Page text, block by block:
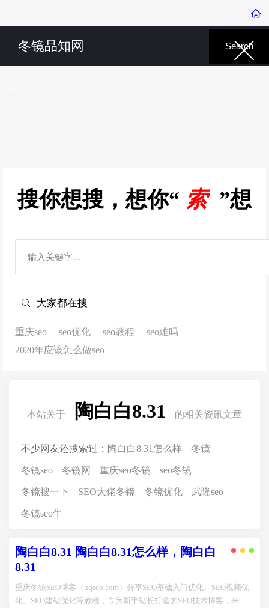
冬镜品知网
搜你想搜，想你“ 索 ”想
大家都在搜
重庆seo seo优化 seo教程
seo难吗
2020年应该怎么做seo
本站关于 陶白白8.31 的相关资讯文章
不少网友还搜索过： 陶白白8.31怎么样 冬镜
冬镜seo 冬镜网 重庆seo冬镜 seo冬镜
冬镜搜一下 SEO大佬冬镜 冬镜优化 武隆seo
冬镜seo牛
陶白白8.31 陶白白8.31怎么样，陶白白
8.31
重庆冬镜SEO博客（uqseo.com）分享SEO基础入门优化、SEO视频优
化、SEO建站优化等教程，专为新手站长打造的SEO技术博客，来这